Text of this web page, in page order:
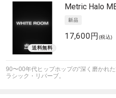
Metric Halo
17,600円 (税込)
90〜00年代ヒップホップの“深く磨かれ
ラシック・リバーブ。